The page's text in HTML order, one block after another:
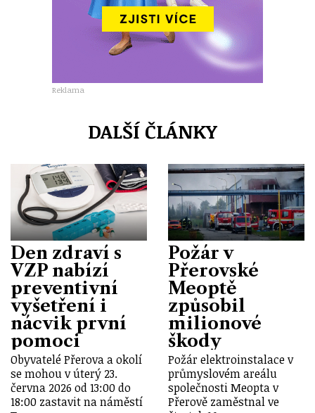
Reklama
DALŠÍ ČLÁNKY
Den zdraví s
VZP nabízí
preventivní
vyšetření i
nácvik první
pomoci
Obyvatelé Přerova a okolí
se mohou v úterý 23.
června 2026 od 13:00 do
18:00 zastavit na náměstí
Požár v
Přerovské
Meoptě
způsobil
milionové
škody
Požár elektroinstalace v
průmyslovém areálu
společnosti Meopta v
Přerově zaměstnal ve